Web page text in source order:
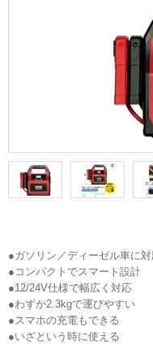
●ガソリン／ディーゼル車に
●コンパクトでスマート設計
●12/24V仕様で幅広く対応
●わずか2.3kgで運びやすい
●スマホの充電もできる
●いざという時に使える